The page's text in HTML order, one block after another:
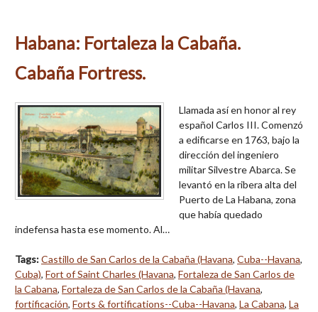
Habana: Fortaleza la Cabaña.
Cabaña Fortress.
Llamada así en honor al rey
español Carlos III. Comenzó
a edificarse en 1763, bajo la
dirección del ingeniero
militar Silvestre Abarca. Se
levantó en la ribera alta del
Puerto de La Habana, zona
que había quedado
indefensa hasta ese momento. Al…
Tags:Castillo de San Carlos de la Cabaña (Havana, Cuba--Havana,
Cuba), Fort of Saint Charles (Havana, Fortaleza de San Carlos de
la Cabana, Fortaleza de San Carlos de la Cabaña (Havana,
fortificación, Forts & fortifications--Cuba--Havana, La Cabana, La